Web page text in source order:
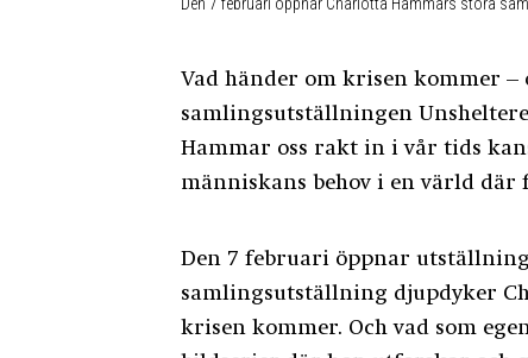
Vad händer om krisen kommer
samlingsutställningen
Hammar oss rakt in i vår tids
människans behov i en värld
Den 7 februari öppnar
samlingsutställning djupdyker
krisen kommer. Och vad som